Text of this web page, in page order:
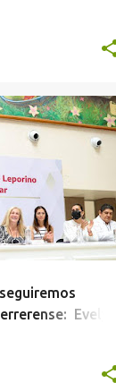
Evelyn